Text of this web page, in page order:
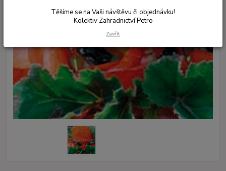
Těšíme se na Vaši návštěvu či objednávku!
Kolektiv Zahradnictví Petro
Zavřít